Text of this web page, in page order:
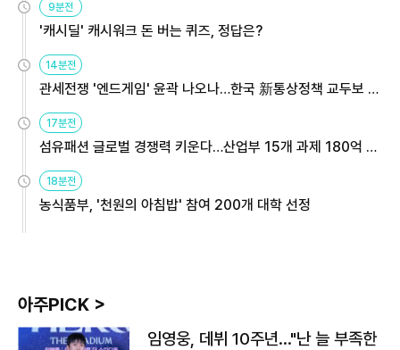
9분전
'캐시딜' 캐시워크 돈 버는 퀴즈, 정답은?
14분전
관세전쟁 '엔드게임' 윤곽 나오나…한국 新통상정책 교두보 활
용해야
17분전
섬유패션 글로벌 경쟁력 키운다…산업부 15개 과제 180억 지
원
18분전
농식품부, '천원의 아침밥' 참여 200개 대학 선정
아주PICK >
임영웅, 데뷔 10주년…"난 늘 부족한